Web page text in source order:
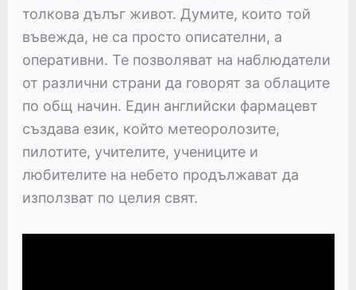
толкова дълъг живот. Думите, които той
въвежда, не са просто описателни, а
оперативни. Те позволяват на наблюдатели
от различни страни да говорят за облаците
по общ начин. Един английски фармацевт
създава език, който метеоролозите,
пилотите, учителите, учениците и
любителите на небето продължават да
използват по целия свят.